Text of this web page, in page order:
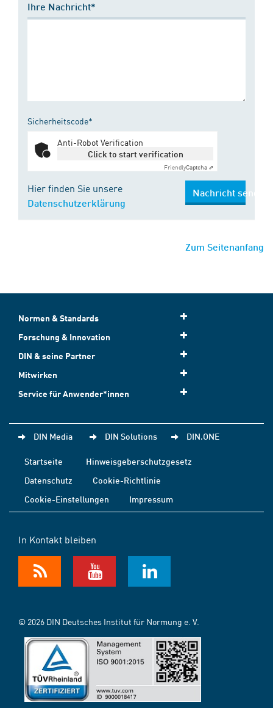
Ihre Nachricht*
Sicherheitscode*
Anti-Robot Verification
Click to start verification
FriendlyCaptcha ⇗
Hier finden Sie unsere
Datenschutzerklärung
Nachricht senden
Zum Seitenanfang
Normen & Standards
Forschung & Innovation
DIN & seine Partner
Mitwirken
Service für Anwender*innen
DIN Media DIN Solutions DIN.ONE
Startseite
Hinweisgeberschutzgesetz
Datenschutz
Cookie-Richtlinie
Cookie-Einstellungen
Impressum
In Kontakt bleiben
© 2026 DIN Deutsches Institut für Normung e. V.